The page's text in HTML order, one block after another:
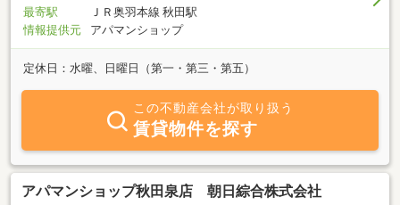
最寄駅
ＪＲ奥羽本線 秋田駅
情報提供元
アパマンショップ
定休日：水曜、日曜日（第一・第三・第五）
この不動産会社が取り扱う
賃貸物件を探す
アパマンショップ秋田泉店 朝日綜合株式会社